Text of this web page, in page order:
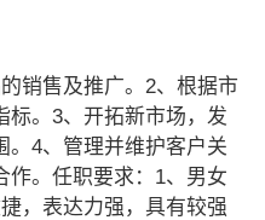
销售及推广。2、根据市
标。3、开拓新市场，发
。4、管理并维护客户关
作。任职要求：1、男女
，表达力强，具有较强